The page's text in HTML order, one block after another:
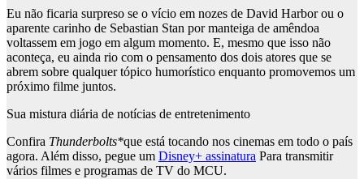
Eu não ficaria surpreso se o vício em nozes de David Harbor ou o
aparente carinho de Sebastian Stan por manteiga de amêndoa
voltassem em jogo em algum momento. E, mesmo que isso não
aconteça, eu ainda rio com o pensamento dos dois atores que se
abrem sobre qualquer tópico humorístico enquanto promovemos um
próximo filme juntos.
Sua mistura diária de notícias de entretenimento
Confira Thunderbolts*que está tocando nos cinemas em todo o país
agora. Além disso, pegue um Disney+ assinatura Para transmitir
vários filmes e programas de TV do MCU.